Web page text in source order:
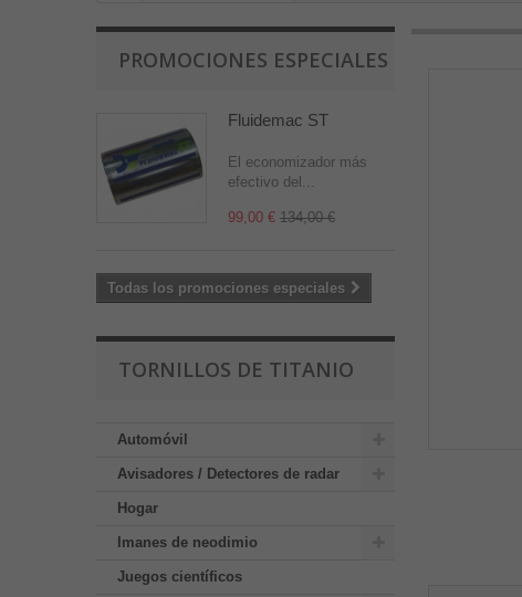
PROMOCIONES ESPECIALES
Fluidemac ST
El economizador más
efectivo del...
99,00 € 134,00 €
Todas los promociones especiales
TORNILLOS DE TITANIO
Automóvil
Avisadores / Detectores de radar
Hogar
Imanes de neodimio
Juegos científicos